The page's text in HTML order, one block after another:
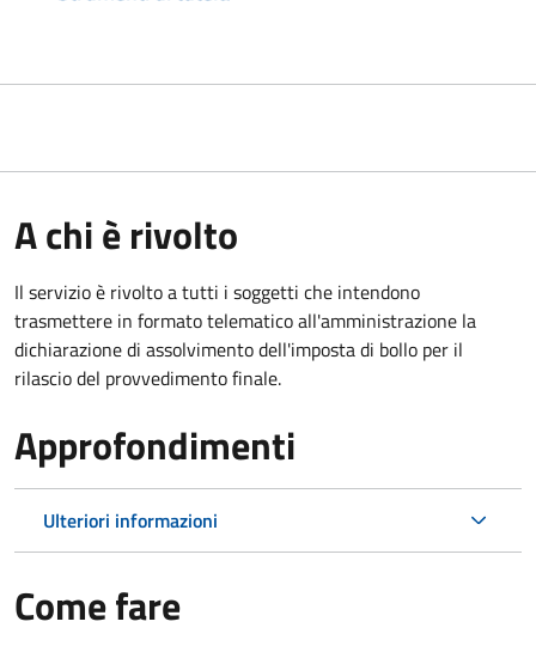
A chi è rivolto
Il servizio è rivolto a tutti i soggetti che intendono
trasmettere in formato telematico all'amministrazione la
dichiarazione di assolvimento dell'imposta di bollo per il
rilascio del provvedimento finale.
Approfondimenti
Ulteriori informazioni
Come fare